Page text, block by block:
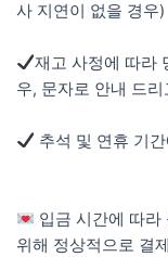
사 지연이 없을 경우)
재고 사정에 따라
우, 문자로 안내 드
추석 및 연휴 기
입금 시간에 따라
위해 정상적으로 결